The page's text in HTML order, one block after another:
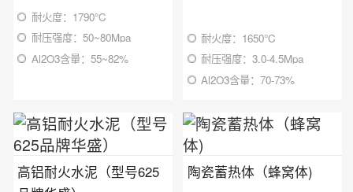
耐火度：1790℃
耐压强度：50~80Mpa
Al2O3含量：55~82%
耐火度：1650℃
耐压强度：3.0-4.5Mpa
Al2O3含量：70-73%
高铝耐火水泥（型号625
陶瓷蓄热体（蜂窝体)